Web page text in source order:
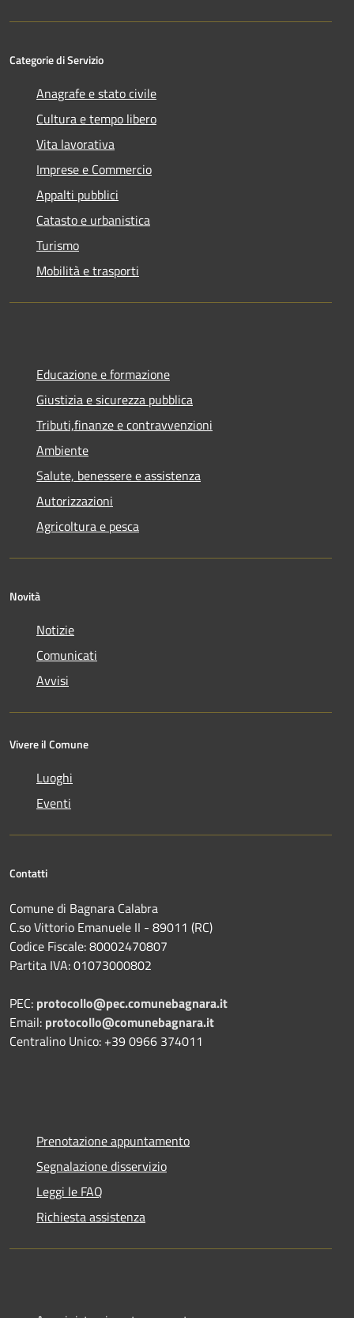
Categorie di Servizio
Anagrafe e stato civile
Cultura e tempo libero
Vita lavorativa
Imprese e Commercio
Appalti pubblici
Catasto e urbanistica
Turismo
Mobilità e trasporti
Educazione e formazione
Giustizia e sicurezza pubblica
Tributi,finanze e contravvenzioni
Ambiente
Salute, benessere e assistenza
Autorizzazioni
Agricoltura e pesca
Novità
Notizie
Comunicati
Avvisi
Vivere il Comune
Luoghi
Eventi
Contatti
Comune di Bagnara Calabra
C.so Vittorio Emanuele II - 89011 (RC)
Codice Fiscale:80002470807
Partita IVA:01073000802
PEC: protocollo@pec.comunebagnara.it
Email: protocollo@comunebagnara.it
Centralino Unico: +39 0966 374011
Prenotazione appuntamento
Segnalazione disservizio
Leggi le FAQ
Richiesta assistenza